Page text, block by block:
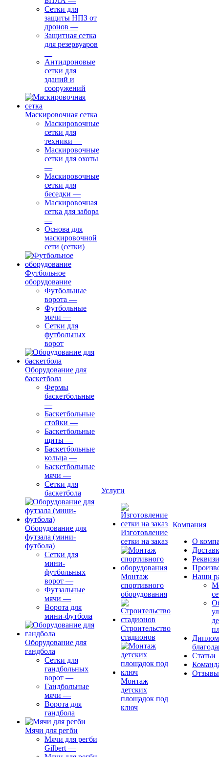
Сетки для
защиты НПЗ от
дронов —
Защитная сетка
для резервуаров
—
Антидроновые
сетки для
зданий и
сооружений
Маскировочная сетка
Маскировочные
сетки для
техники —
Маскировочные
сетки для охоты
—
Маскировочные
сетки для
беседки —
Маскировочная
сетка для забора
—
Основа для
маскировочной
сети (сетки)
Футбольное
оборудование
Футбольные
ворота —
Футбольные
мячи —
Сетки для
футбольных
ворот
Оборудование для
баскетбола
Фермы
баскетбольные
—
Баскетбольные
стойки —
Баскетбольные
щиты —
Баскетбольные
кольца —
Баскетбольные
мячи —
Сетки для
баскетбола
Оборудование для
футзала (мини-
футбола)
Сетки для
мини-
футбольных
ворот —
Футзальные
мячи —
Ворота для
мини-футбола
Оборудование для
гандбола
Сетки для
гандбольных
ворот —
Гандбольные
мячи —
Ворота для
гандбола
Мячи для регби
Мячи для регби
Gilbert —
Услуги
Изготовление
сетки на заказ
Монтаж
спортивного
оборудования
Строительство
стадионов
Монтаж
детских
площадок под
ключ
Компания
О
Наши
Статьи
Отзывы